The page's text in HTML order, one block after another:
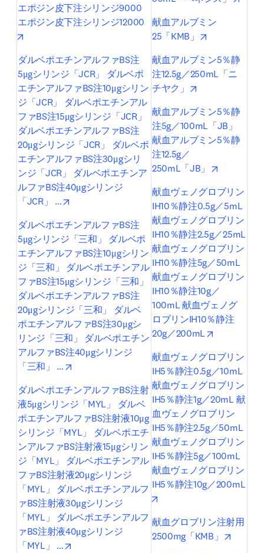
エポジン皮下注シリンジ9000
エポジン皮下注シリンジ12000
ダルベポエチンアルファBS注
5μgシリンジ「JCR」 ダルベポ
エチンアルファBS注10μgシリン
ジ「JCR」 ダルベポエチンアル
ファBS注15μgシリンジ「JCR」
ダルベポエチンアルファBS注
20μgシリンジ「JCR」 ダルベポ
エチンアルファBS注30μgシリ
ンジ「JCR」 ダルベポエチンア
ルファBS注40μgシリンジ
「JCR」 …
opens in new tab/window
ダルベポエチンアルファBS注
5μgシリンジ「三和」 ダルベポ
エチンアルファBS注10μgシリン
ジ「三和」 ダルベポエチンアル
ファBS注15μgシリンジ「三和」
ダルベポエチンアルファBS注
20μgシリンジ「三和」 ダルベ
ポエチンアルファBS注30μgシ
リンジ「三和」 ダルベポエチン
アルファBS注40μgシリンジ
「三和」 …
opens in new tab/window
ダルベポエチンアルファBS注射
液5μgシリンジ「MYL」 ダルベ
ポエチンアルファBS注射液10μg
シリンジ「MYL」 ダルベポエチ
ンアルファBS注射液15μgシリン
ジ「MYL」 ダルベポエチンアル
ファBS注射液20μgシリンジ
「MYL」 ダルベポエチンアルフ
ァBS注射液30μgシリンジ
「MYL」 ダルベポエチンアルフ
ァBS注射液40μgシリンジ
「MYL」 …
献血アルブミン
25「KMB」
献血アルブミン5％静
注12.5g／250mL「ニ
チヤク」
献血アルブミン5％静
注5g／100mL「JB」
献血アルブミン5％静
注12.5g／
250mL「JB」
献血ヴェノグロブリン
IH10％静注0.5g／5mL
献血ヴェノグロブリン
IH10％静注2.5g／25mL
献血ヴェノグロブリン
IH10％静注5g／50mL
献血ヴェノグロブリン
IH10％静注10g／
100mL 献血ヴェノグ
ロブリンIH10％静注
20g／200mL
献血ヴェノグロブリン
IH5％静注0.5g／10mL
献血ヴェノグロブリン
IH5％静注1g／20mL 献
血ヴェノグロブリン
IH5％静注2.5g／50mL
献血ヴェノグロブリン
IH5％静注5g／100mL
献血ヴェノグロブリン
IH5％静注10g／200mL
献血グロブリン注射用
2500mg「KMB」